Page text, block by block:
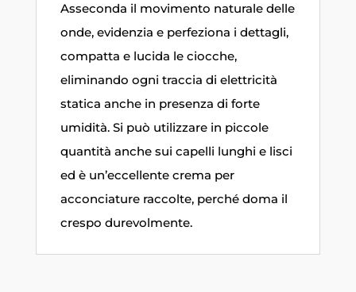
Asseconda il movimento naturale delle
onde, evidenzia e perfeziona i dettagli,
compatta e lucida le ciocche,
eliminando ogni traccia di elettricità
statica anche in presenza di forte
umidità. Si può utilizzare in piccole
quantità anche sui capelli lunghi e lisci
ed è un’eccellente crema per
acconciature raccolte, perché doma il
crespo durevolmente.